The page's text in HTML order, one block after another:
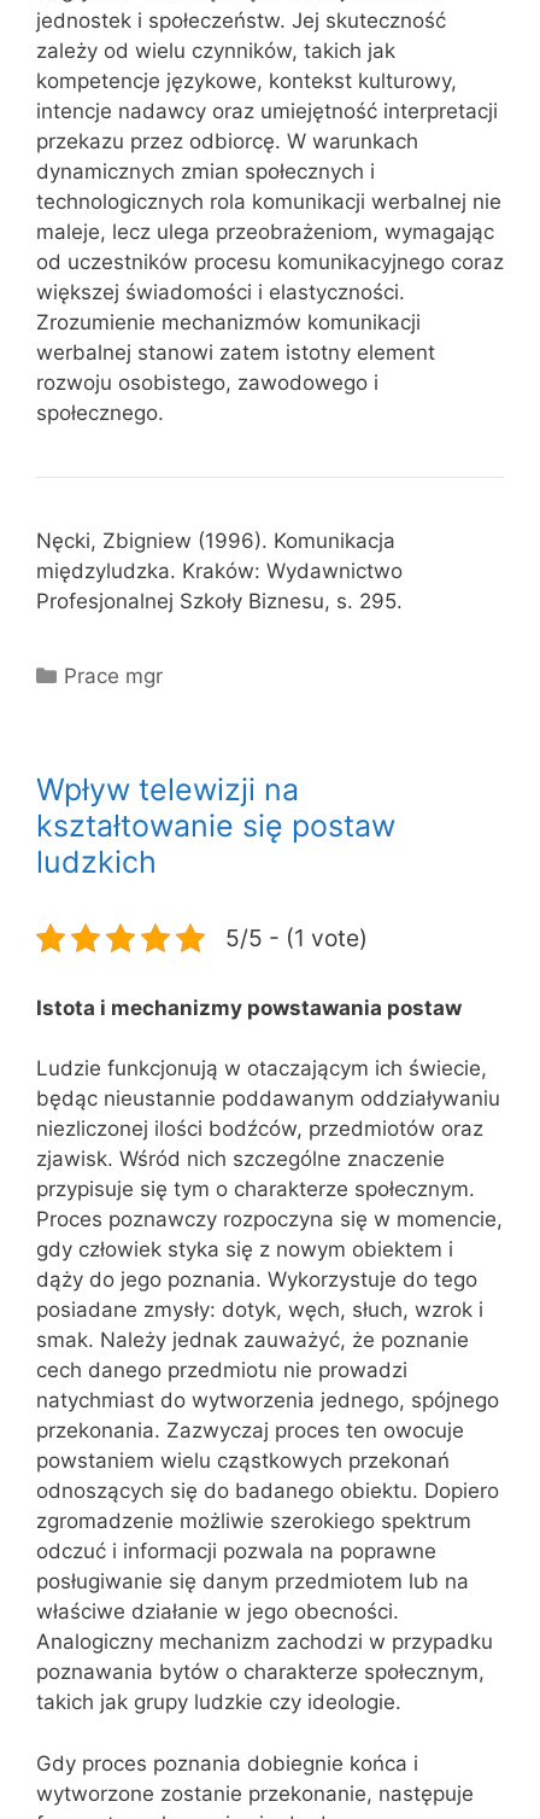
jednostek i społeczeństw. Jej skuteczność
zależy od wielu czynników, takich jak
kompetencje językowe, kontekst kulturowy,
intencje nadawcy oraz umiejętność interpretacji
przekazu przez odbiorcę. W warunkach
dynamicznych zmian społecznych i
technologicznych rola komunikacji werbalnej nie
maleje, lecz ulega przeobrażeniom, wymagając
od uczestników procesu komunikacyjnego coraz
większej świadomości i elastyczności.
Zrozumienie mechanizmów komunikacji
werbalnej stanowi zatem istotny element
rozwoju osobistego, zawodowego i
społecznego.
Nęcki, Zbigniew (1996). Komunikacja
międzyludzka. Kraków: Wydawnictwo
Profesjonalnej Szkoły Biznesu, s. 295.
Kategorie
Prace mgr
Wpływ telewizji na
kształtowanie się postaw
ludzkich
5/5 - (1 vote)
Istota i mechanizmy powstawania postaw
Ludzie funkcjonują w otaczającym ich świecie,
będąc nieustannie poddawanym oddziaływaniu
niezliczonej ilości bodźców, przedmiotów oraz
zjawisk. Wśród nich szczególne znaczenie
przypisuje się tym o charakterze społecznym.
Proces poznawczy rozpoczyna się w momencie,
gdy człowiek styka się z nowym obiektem i
dąży do jego poznania. Wykorzystuje do tego
posiadane zmysły: dotyk, węch, słuch, wzrok i
smak. Należy jednak zauważyć, że poznanie
cech danego przedmiotu nie prowadzi
natychmiast do wytworzenia jednego, spójnego
przekonania. Zazwyczaj proces ten owocuje
powstaniem wielu cząstkowych przekonań
odnoszących się do badanego obiektu. Dopiero
zgromadzenie możliwie szerokiego spektrum
odczuć i informacji pozwala na poprawne
posługiwanie się danym przedmiotem lub na
właściwe działanie w jego obecności.
Analogiczny mechanizm zachodzi w przypadku
poznawania bytów o charakterze społecznym,
takich jak grupy ludzkie czy ideologie.
Gdy proces poznania dobiegnie końca i
wytworzone zostanie przekonanie, następuje